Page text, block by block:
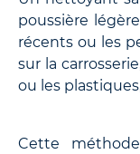
poussière
récents ou les
sur la
ou les
Cette